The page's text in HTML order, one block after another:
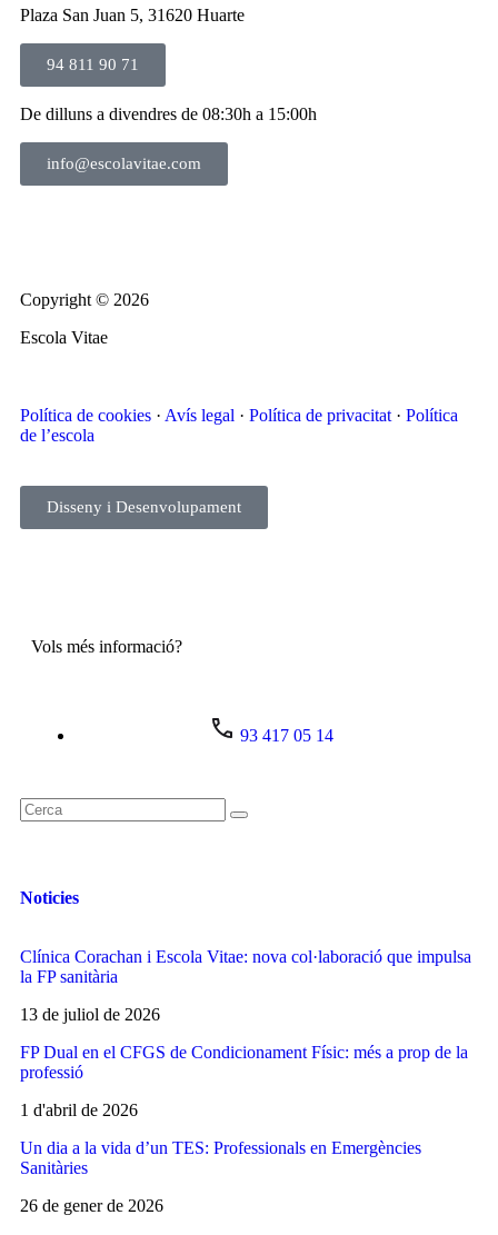
Plaza San Juan 5, 31620 Huarte
94 811 90 71
De dilluns a divendres de 08:30h a 15:00h
info@escolavitae.com
Copyright © 2026
Escola Vitae
Política de cookies · Avís legal · Política de privacitat · Política
de l’escola
Disseny i Desenvolupament
Vols més informació?
93 417 05 14
Noticies
Clínica Corachan i Escola Vitae: nova col·laboració que impulsa
la FP sanitària
13 de juliol de 2026
FP Dual en el CFGS de Condicionament Físic: més a prop de la
professió
1 d'abril de 2026
Un dia a la vida d’un TES: Professionals en Emergències
Sanitàries
26 de gener de 2026